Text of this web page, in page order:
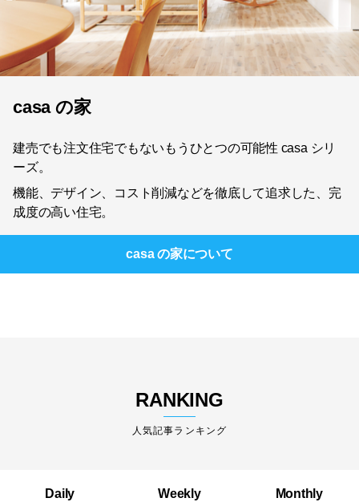
casa の家
建売でも注文住宅でもないもうひとつの可能性 casa シリ
ーズ。
機能、デザイン、コスト削減などを徹底して追求した、完
成度の高い住宅。
casa の家について
RANKING
人気記事ランキング
Daily Weekly Monthly